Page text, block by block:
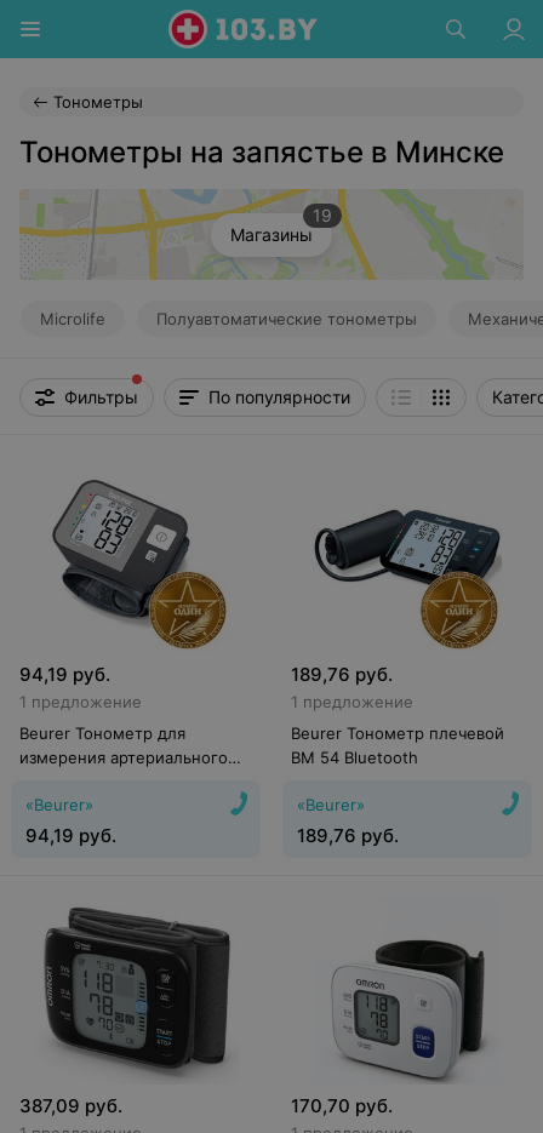
Тонометры
Тонометры на запястье в Минске
Магазины
19
Microlife Полуавтоматические тонометры
Фильтры По популярности
94,19 руб.
1 предложение
Beurer Тонометр для
измерения артериального
«Beurer»
94,19 руб.
189,76 руб.
1 предложение
Beurer Тонометр плечевой
BM 54 Bluetooth
«Beurer»
189,76 руб.
387,09 руб. 170,70 руб.